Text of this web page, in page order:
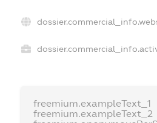
freemium.exampleText_1
freemium.exampleText_2